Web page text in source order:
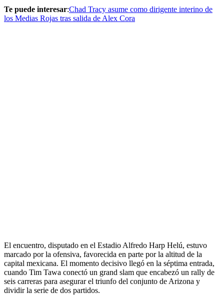
Te puede interesar:Chad Tracy asume como dirigente interino de
los Medias Rojas tras salida de Alex Cora
El encuentro, disputado en el Estadio Alfredo Harp Helú, estuvo
marcado por la ofensiva, favorecida en parte por la altitud de la
capital mexicana. El momento decisivo llegó en la séptima entrada,
cuando Tim Tawa conectó un grand slam que encabezó un rally de
seis carreras para asegurar el triunfo del conjunto de Arizona y
dividir la serie de dos partidos.